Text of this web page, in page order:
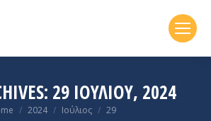
29 ΙΟΥΛΊΟΥ, 2024
are here:
2024 Ιούλιος 29